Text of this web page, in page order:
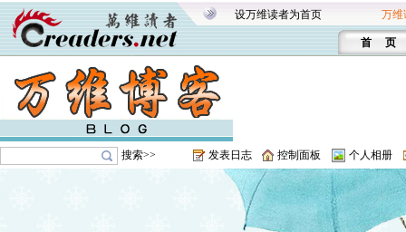
设万维读者为首页 万维
首 页
搜索>> 发表日志 控制面板 个人相册